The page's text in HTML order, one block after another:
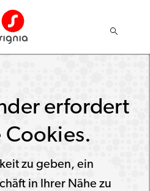
erfordert
zu geben, ein
in Ihrer Nähe zu